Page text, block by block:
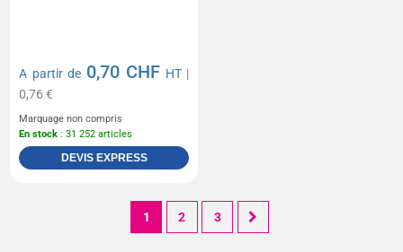
A partir de 0,70 CHF HT|
0,76 €
Marquage non compris
En stock : 31 252 articles
DEVIS EXPRESS
1 2 3